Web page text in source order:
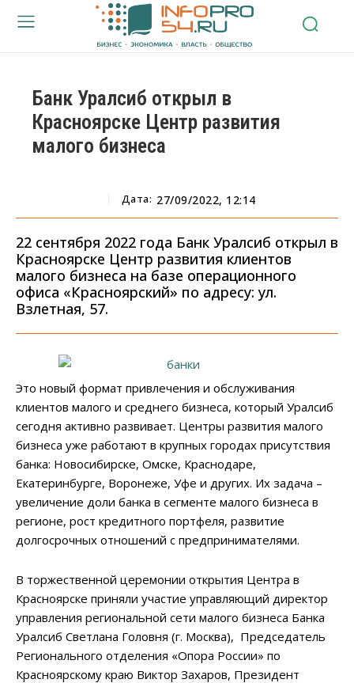
Банк Уралсиб открыл в
Красноярске Центр развития
малого бизнеса
Дата: 27/09/2022, 12:14
22 сентября 2022 года Банк Уралсиб открыл в
Красноярске Центр развития клиентов
малого бизнеса на базе операционного
офиса «Красноярский» по адресу: ул.
Взлетная, 57.
Это новый формат привлечения и обслуживания
клиентов малого и среднего бизнеса, который Уралсиб
сегодня активно развивает. Центры развития малого
бизнеса уже работают в крупных городах присутствия
банка: Новосибирске, Омске, Краснодаре,
Екатеринбурге, Воронеже, Уфе и других. Их задача –
увеличение доли банка в сегменте малого бизнеса в
регионе, рост кредитного портфеля, развитие
долгосрочных отношений с предпринимателями.
В торжественной церемонии открытия Центра в
Красноярске приняли участие управляющий директор
управления региональной сети малого бизнеса Банка
Уралсиб Светлана Головня (г. Москва), Председатель
Регионального отделения «Опора России» по
Красноярскому краю Виктор Захаров, Президент